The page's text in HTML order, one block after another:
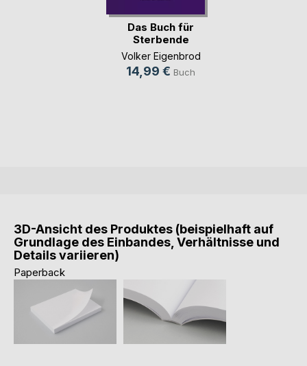
Das Buch für
Sterbende
Volker Eigenbrod
14,99 € Buch
3D-Ansicht des Produktes (beispielhaft auf
Grundlage des Einbandes, Verhältnisse und
Details variieren)
Paperback